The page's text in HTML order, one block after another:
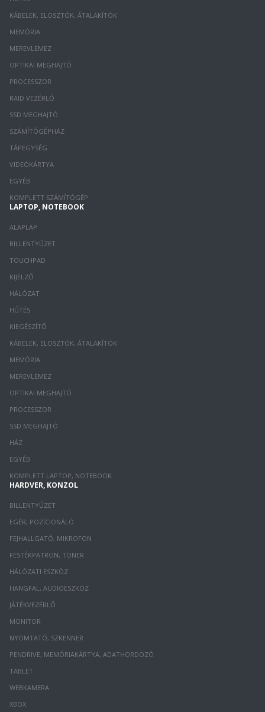
KÁBELEK, ELOSZTÓK, ÁTALAKÍTÓK
MEMÓRIA
MEREVLEMEZ
OPTIKAI MEGHAJTÓ
PROCESSZOR
RAID VEZÉRLŐ
SSD MEGHAJTÓ
SZÁMÍTÓGÉPHÁZ
TÁPEGYSÉG
VIDEÓKÁRTYA
EGYÉB
KOMPLETT SZÁMÍTÓGÉP
LAPTOP, NOTEBOOK
ALAPLAP
BILLENTYŰZET
TOUCHPAD
KIJELZŐ
HÁLÓZAT
HŰTÉS
KIEGÉSZÍTŐ
KÁBELEK, ELOSZTÓK, ÁTALAKÍTÓK
MEMÓRIA
MEREVLEMEZ
OPTIKAI MEGHAJTÓ
PROCESSZOR
SSD MEGHAJTÓ
HÁZ
EGYÉB
KOMPLETT LAPTOP, NOTEBOOK
HARDVER, KONZOL
BILLENTYŰZET
EGÉR, POZÍCIONÁLÓ
FEJHALLGATÓ, MIKROFON
FESTÉKPATRON, TONER
HÁLÓZATI ESZKÖZ
HANGFAL, AUDIOESZKÖZ
JÁTÉKVEZÉRLŐ
MONITOR
NYOMTATÓ, SZKENNER
PENDRIVE, MEMÓRIAKÁRTYA, ADATHORDOZÓ
TABLET
WEBKAMERA
XBOX